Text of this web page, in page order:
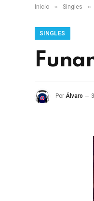
Inicio » Singles »
SINGLES
Por Álvaro